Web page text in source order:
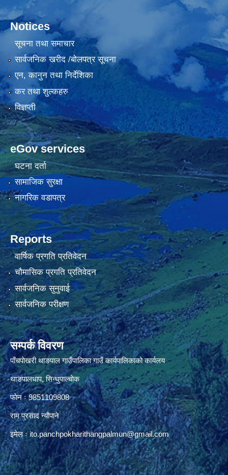
Notices
सूचना तथा समाचार
सार्वजनिक खरीद /बोलपत्र सूचना
एन, कानुन तथा निर्देशिका
कर तथा शुल्कहरु
विज्ञप्ती
eGov services
घटना दर्ता
सामाजिक सुरक्षा
नागरिक वडापत्र
Reports
वार्षिक प्रगति प्रतिवेदन
चौमासिक प्रगति प्रतिवेदन
सार्वजनिक सुनुवाई
सार्वजनिक परीक्षण
सम्पर्क विवरण
पाँचपाेखरी थाङपाल गाउँपालिका गाउँ कार्यपालिकाको कार्यलय
थाङपालधाप, सिन्घुपाल्चाेक
फाेन ः 9851109808
राम प्रसाद न्याैपाने
इमेल ःito.panchpokharithangpalmun@gmail.com